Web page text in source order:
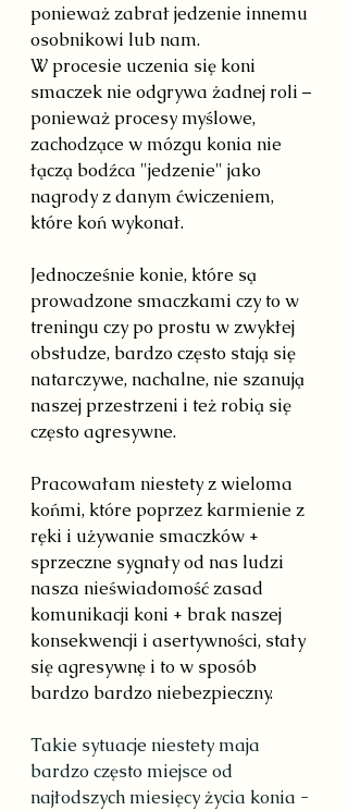
ponieważ zabrał jedzenie innemu
osobnikowi lub nam.
W procesie uczenia się koni
smaczek nie odgrywa żadnej roli –
ponieważ procesy myślowe,
zachodzące w mózgu konia nie
łączą bodźca "jedzenie" jako
nagrody z danym ćwiczeniem,
które koń wykonał.
Jednocześnie konie, które są
prowadzone smaczkami czy to w
treningu czy po prostu w zwykłej
obsłudze, bardzo często stają się
natarczywe, nachalne, nie szanują
naszej przestrzeni i też robią się
często agresywne.
Pracowałam niestety z wieloma
końmi, które poprzez karmienie z
ręki i używanie smaczków +
sprzeczne sygnały od nas ludzi
nasza nieświadomość zasad
komunikacji koni + brak naszej
konsekwencji i asertywności, stały
się agresywnę i to w sposób
bardzo bardzo niebezpieczny.
Takie sytuacje niestety maja
bardzo często miejsce od
najłodszych miesięcy życia konia -